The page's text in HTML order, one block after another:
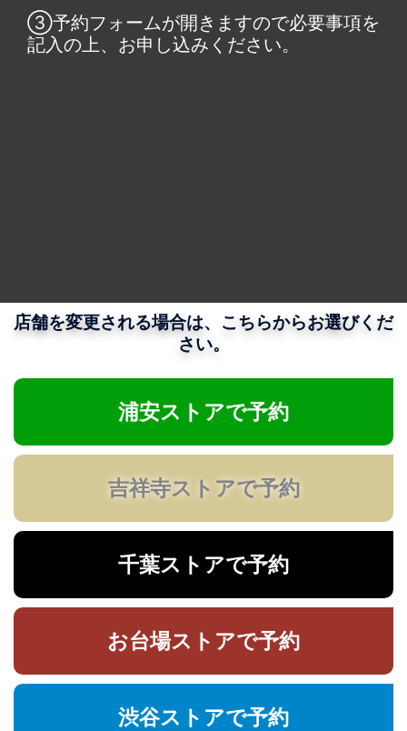
③予約フォームが開きますので必要事項を
記入の上、お申し込みください。
店舗を変更される場合は、こちらからお選びくだ
さい。
浦安ストアで予約
吉祥寺ストアで予約
千葉ストアで予約
お台場ストアで予約
渋谷ストアで予約